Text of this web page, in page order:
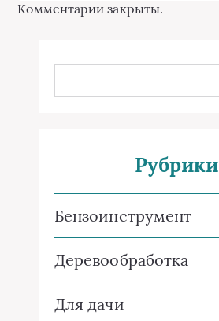
Комментарии закрыты.
Рубрики
Бензоинструмент
Деревообработка
Для дачи